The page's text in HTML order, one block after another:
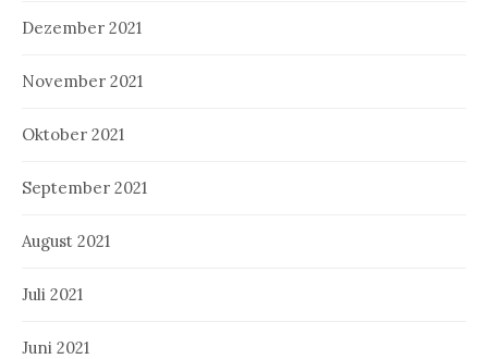
Dezember 2021
November 2021
Oktober 2021
September 2021
August 2021
Juli 2021
Juni 2021